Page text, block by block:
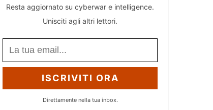
Resta aggiornato su cyberwar e intelligence.
Unisciti agli altri lettori.
ISCRIVITI ORA
Direttamente nella tua inbox.